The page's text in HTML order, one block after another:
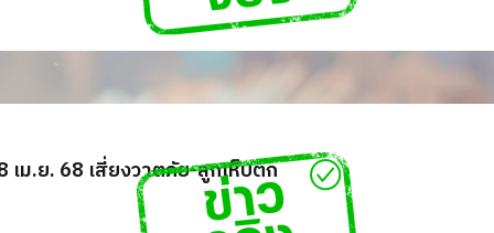
ม.ย. 68 เสี่ยงวาตภัย-ลูกเห็บตก